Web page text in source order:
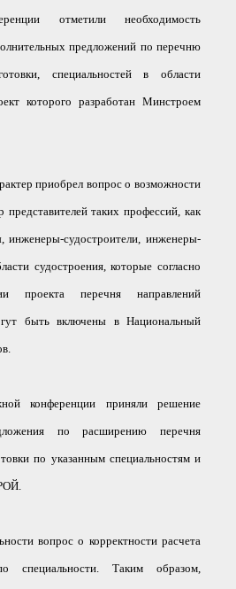
отметили необходимость
предложений по перечню
специальностей в области
которого разработан Минстроем
приобрел вопрос о возможности
представителей таких профессий, как
инженеры-судостроители, инженеры-
судостроения, которые согласно
проекта перечня направлений
быть включены в Национальный
конференции приняли решение
по расширению перечня
по указанным специальностям и
вопрос о корректности расчета
специальности. Таким образом,